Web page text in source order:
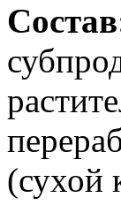
(сухой